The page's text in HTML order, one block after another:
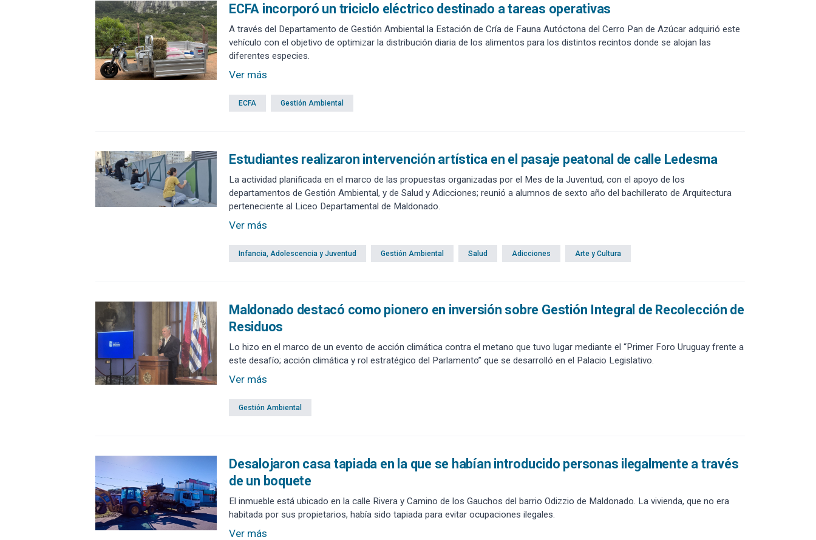
ECFA incorporó un triciclo eléctrico destinado a tareas operativas
A través del Departamento de Gestión Ambiental la Estación de Cría de Fauna Autóctona del Cerro Pan de Azúcar adquirió este
vehículo con el objetivo de optimizar la distribución diaria de los alimentos para los distintos recintos donde se alojan las
diferentes especies.
Ver más
ECFA Gestión Ambiental
Estudiantes realizaron intervención artística en el pasaje peatonal de calle Ledesma
La actividad planificada en el marco de las propuestas organizadas por el Mes de la Juventud, con el apoyo de los
departamentos de Gestión Ambiental, y de Salud y Adicciones; reunió a alumnos de sexto año del bachillerato de Arquitectura
perteneciente al Liceo Departamental de Maldonado.
Ver más
Infancia, Adolescencia y Juventud Gestión Ambiental Salud Adicciones Arte y Cultura
Maldonado destacó como pionero en inversión sobre Gestión Integral de Recolección de
Residuos
Lo hizo en el marco de un evento de acción climática contra el metano que tuvo lugar mediante el “Primer Foro Uruguay frente a
este desafío; acción climática y rol estratégico del Parlamento” que se desarrolló en el Palacio Legislativo.
Ver más
Gestión Ambiental
Desalojaron casa tapiada en la que se habían introducido personas ilegalmente a través
de un boquete
El inmueble está ubicado en la calle Rivera y Camino de los Gauchos del barrio Odizzio de Maldonado. La vivienda, que no era
habitada por sus propietarios, había sido tapiada para evitar ocupaciones ilegales.
Ver más